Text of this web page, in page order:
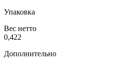
Упаковка
Вес нетто
0,422
Дополнительно